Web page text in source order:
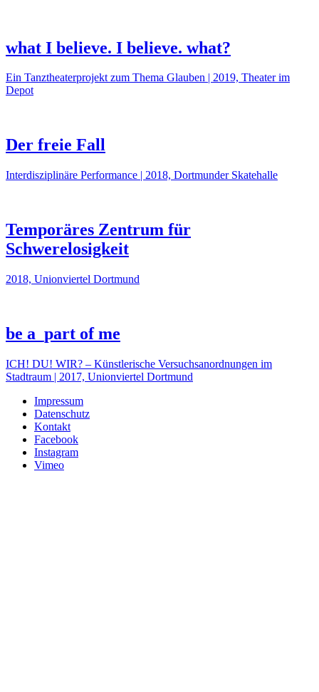
what I believe. I believe. what?
Ein Tanztheaterprojekt zum Thema Glauben | 2019, Theater im
Depot
Der freie Fall
Interdisziplinäre Performance | 2018, Dortmunder Skatehalle
Temporäres Zentrum für
Schwerelosigkeit
2018, Unionviertel Dortmund
be a_part of me
ICH! DU! WIR? – Künstlerische Versuchsanordnungen im
Stadtraum | 2017, Unionviertel Dortmund
Impressum
Datenschutz
Kontakt
Facebook
Instagram
Vimeo